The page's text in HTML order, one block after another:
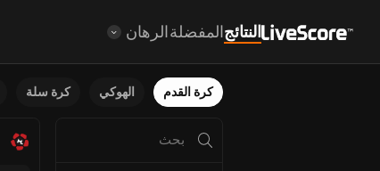
النتائجالمفضلةالرهان
كرة القدم الهوكي كرة سلة